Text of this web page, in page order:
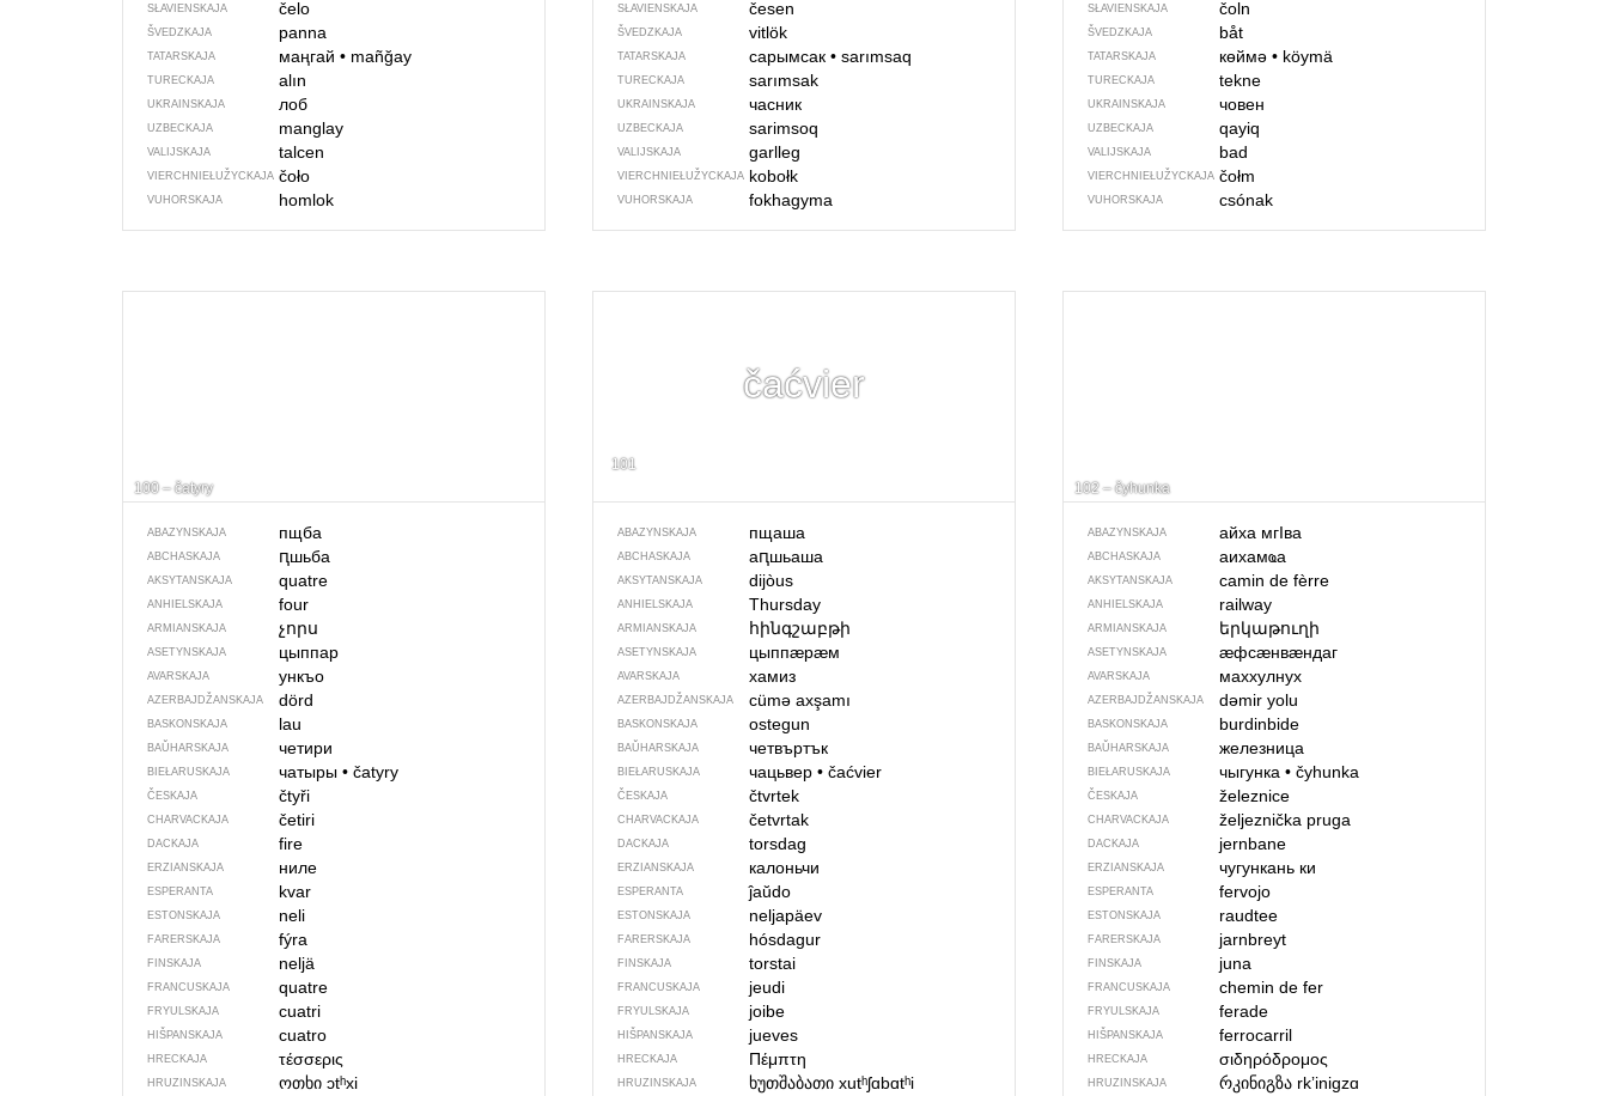
SŁAVIENSKAJA čelo
ŠVEDZKAJA panna
TATARSKAJA маңгай •mañğay
TURECKAJA alın
UKRAINSKAJA лоб
UZBECKAJA manglay
VALIJSKAJA talcen
VIERCHNIE­ŁUŽYCKAJA čoło
VUHORSKAJA homlok
SŁAVIENSKAJA česen
ŠVEDZKAJA vitlök
TATARSKAJA сарымсак • sarımsaq
TURECKAJA sarımsak
UKRAINSKAJA часник
UZBECKAJA sarimsoq
VALIJSKAJA garlleg
VIERCHNIE­ŁUŽYCKAJA kobołk
VUHORSKAJA fokhagyma
SŁAVIENSKAJA čoln
ŠVEDZKAJA båt
TATARSKAJA көймә• köymä
TURECKAJA tekne
UKRAINSKAJA човен
UZBECKAJA qayiq
VALIJSKAJA bad
VIERCHNIE­ŁUŽYCKAJA čołm
VUHORSKAJA csónak
100 – čatyry
ABAZYNSKAJA пщба
ABCHASKAJA ԥшьба
AKSYTANSKAJA quatre
ANHIELSKAJA four
ARMIANSKAJA չորս
ASETYNSKAJA цыппар
AVARSKAJA ункъо
AZERBAJDŽAN­SKAJA dörd
BASKONSKAJA lau
BAŬHARSKAJA четири
BIEŁARUSKAJA чатыры •čatyry
ČESKAJA čtyři
CHARVACKAJA četiri
DACKAJA fire
ERZIANSKAJA ниле
ESPERANTA kvar
ESTONSKAJA neli
FARERSKAJA fýra
FINSKAJA neljä
FRANCUSKAJA quatre
FRYULSKAJA cuatri
HIŠPANSKAJA cuatro
HRECKAJA τέσσερις
HRUZINSKAJA ოთხი ɔtʰxi
čaćvier
101
ABAZYNSKAJA пщаша
ABCHASKAJA аԥшьаша
AKSYTANSKAJA dijòus
ANHIELSKAJA Thursday
ARMIANSKAJA հինգշաբթի
ASETYNSKAJA цыппӕрӕм
AVARSKAJA хамиз
AZERBAJDŽAN­SKAJA cümə axşamı
BASKONSKAJA ostegun
BAŬHARSKAJA четвъртък
BIEŁARUSKAJA чацьвер • čaćvier
ČESKAJA čtvrtek
CHARVACKAJA četvrtak
DACKAJA torsdag
ERZIANSKAJA калоньчи
ESPERANTA ĵaŭdo
ESTONSKAJA neljapäev
FARERSKAJA hósdagur
FINSKAJA torstai
FRANCUSKAJA jeudi
FRYULSKAJA joibe
HIŠPANSKAJA jueves
HRECKAJA Πέμπτη
HRUZINSKAJA ხუთშაბათი xutʰʃɑbɑtʰi
102 – čyhunka
ABAZYNSKAJA айха мгIва
ABCHASKAJA аихамҩа
AKSYTANSKAJA camin de fèrre
ANHIELSKAJA railway
ARMIANSKAJA երկաթուղի
ASETYNSKAJA ӕфсӕнвӕндаг
AVARSKAJA маххулнух
AZERBAJDŽAN­SKAJA dəmir yolu
BASKONSKAJA burdinbide
BAŬHARSKAJA железница
BIEŁARUSKAJA чыгунка• čyhunka
ČESKAJA železnice
CHARVACKAJA željeznička pruga
DACKAJA jernbane
ERZIANSKAJA чугункань ки
ESPERANTA fervojo
ESTONSKAJA raudtee
FARERSKAJA jarnbreyt
FINSKAJA juna
FRANCUSKAJA chemin de fer
FRYULSKAJA ferade
HIŠPANSKAJA ferrocarril
HRECKAJA σιδηρόδρομος
HRUZINSKAJA რკინიგზა rkʼinigzɑ